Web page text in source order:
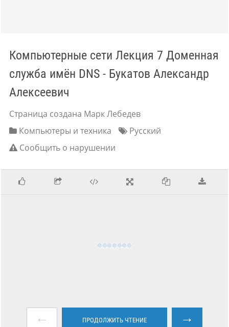
Компьютерные сети Лекция 7 Доменная
служба имён DNS - Букатов Александр
Алексеевич
Страница создана Марк Лебедев
Компьютеры и техника
Русский
Сообщить о нарушении
← ПРОДОЛЖИТЬ ЧТЕНИЕ →